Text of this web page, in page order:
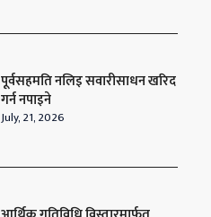
पूर्वसहमति नलिइ सवारीसाधन खरिद
गर्न नपाइने
July, 21, 2026